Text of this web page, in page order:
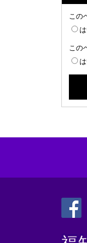
この
この
外